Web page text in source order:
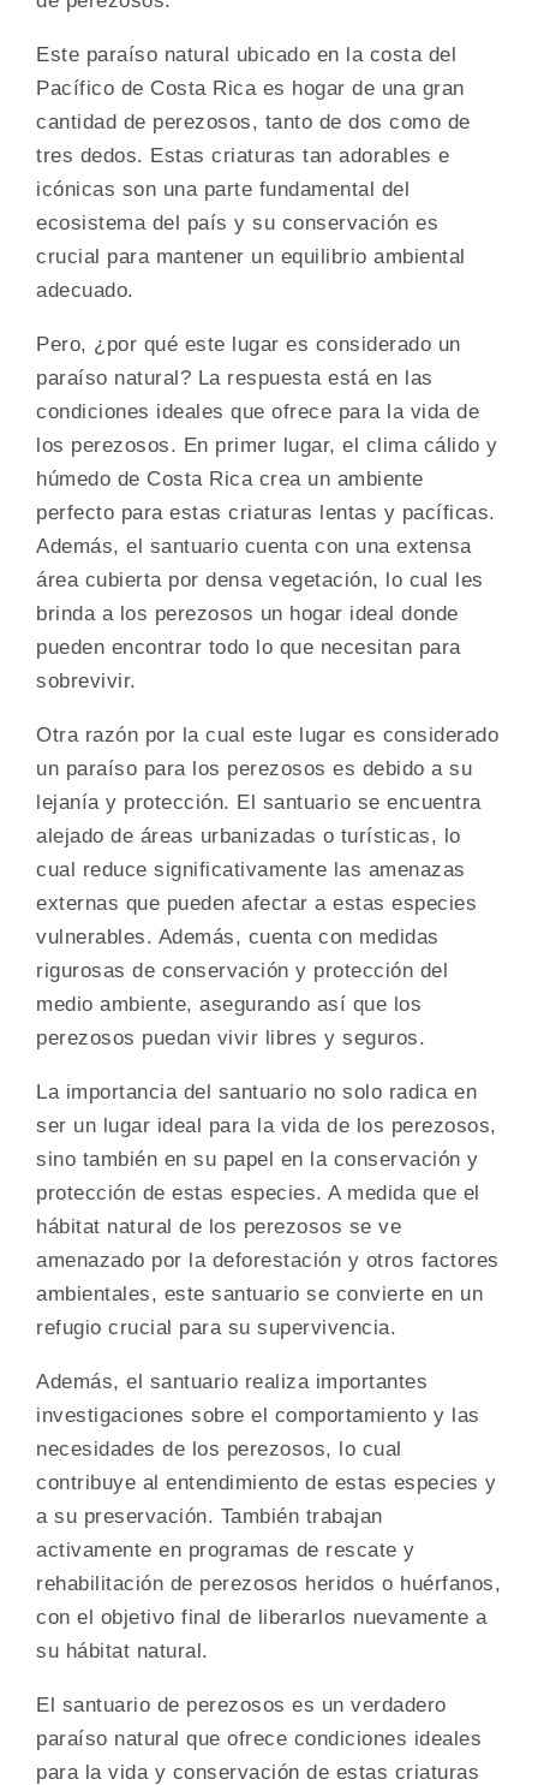
Este paraíso natural ubicado en la costa del
Pacífico de Costa Rica es hogar de una gran
cantidad de perezosos, tanto de dos como de
tres dedos. Estas criaturas tan adorables e
icónicas son una parte fundamental del
ecosistema del país y su conservación es
crucial para mantener un equilibrio ambiental
adecuado.
Pero, ¿por qué este lugar es considerado un
paraíso natural? La respuesta está en las
condiciones ideales que ofrece para la vida de
los perezosos. En primer lugar, el clima cálido y
húmedo de Costa Rica crea un ambiente
perfecto para estas criaturas lentas y pacíficas.
Además, el santuario cuenta con una extensa
área cubierta por densa vegetación, lo cual les
brinda a los perezosos un hogar ideal donde
pueden encontrar todo lo que necesitan para
sobrevivir.
Otra razón por la cual este lugar es considerado
un paraíso para los perezosos es debido a su
lejanía y protección. El santuario se encuentra
alejado de áreas urbanizadas o turísticas, lo
cual reduce significativamente las amenazas
externas que pueden afectar a estas especies
vulnerables. Además, cuenta con medidas
rigurosas de conservación y protección del
medio ambiente, asegurando así que los
perezosos puedan vivir libres y seguros.
La importancia del santuario no solo radica en
ser un lugar ideal para la vida de los perezosos,
sino también en su papel en la conservación y
protección de estas especies. A medida que el
hábitat natural de los perezosos se ve
amenazado por la deforestación y otros factores
ambientales, este santuario se convierte en un
refugio crucial para su supervivencia.
Además, el santuario realiza importantes
investigaciones sobre el comportamiento y las
necesidades de los perezosos, lo cual
contribuye al entendimiento de estas especies y
a su preservación. También trabajan
activamente en programas de rescate y
rehabilitación de perezosos heridos o huérfanos,
con el objetivo final de liberarlos nuevamente a
su hábitat natural.
El santuario de perezosos es un verdadero
paraíso natural que ofrece condiciones ideales
para la vida y conservación de estas criaturas